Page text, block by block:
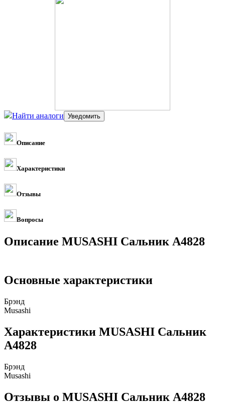
Найти аналоги
Описание
Характеристики
Отзывы
Вопросы
Описание MUSASHI Сальник A4828
Основные характеристики
Брэнд
Musashi
Характеристики MUSASHI Сальник
A4828
Брэнд
Musashi
Отзывы о MUSASHI Сальник A4828